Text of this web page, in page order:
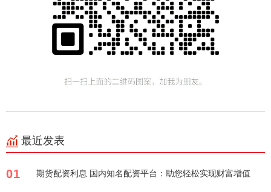
最近发表
01 期货配资利息 国内知名配资平台：助您轻松实现财富增值